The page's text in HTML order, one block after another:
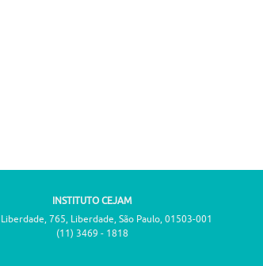
INSTITUTO CEJAM
765, Liberdade, São Paulo, 01503-001
(11) 3469 - 1818